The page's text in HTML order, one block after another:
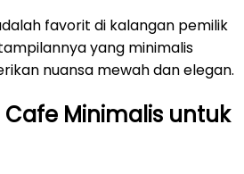
favorit di kalangan pemilik
yang minimalis
nuansa mewah dan elegan.
Minimalis untuk